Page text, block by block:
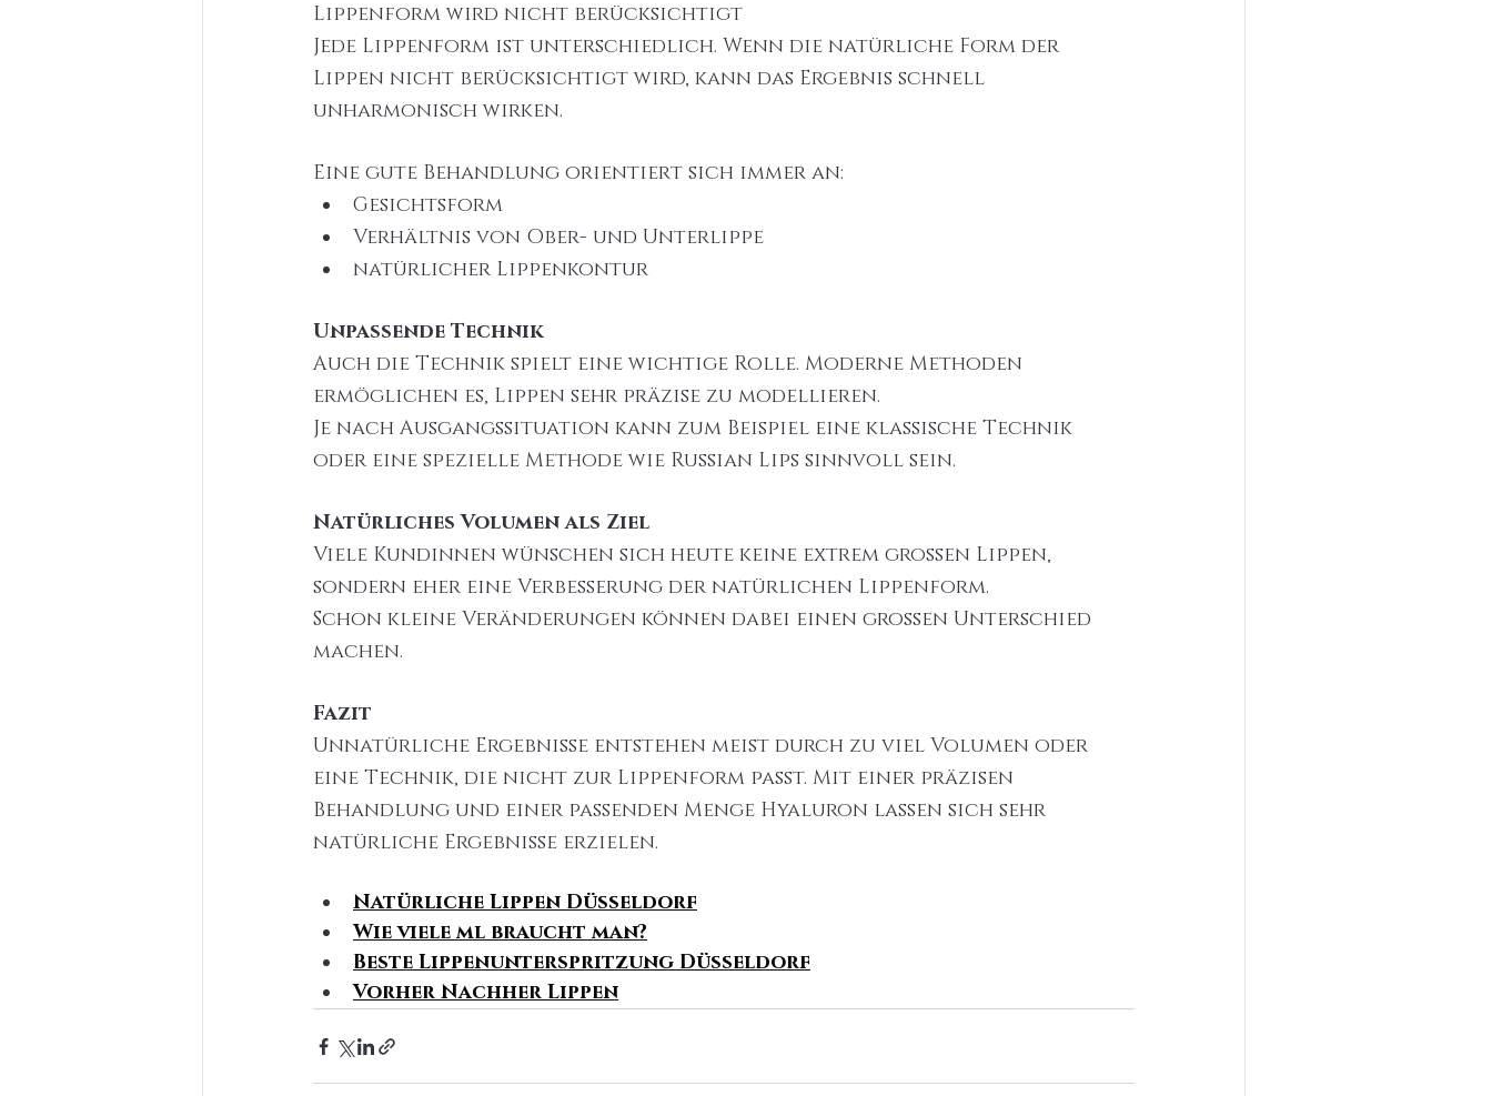
Lippenform wird nicht berücksichtigt
Jede Lippenform ist unterschiedlich. Wenn die natürliche Form der
Lippen nicht berücksichtigt wird, kann das Ergebnis schnell
unharmonisch wirken.
Eine gute Behandlung orientiert sich immer an:
Gesichtsform
Verhältnis von Ober- und Unterlippe
natürlicher Lippenkontur
Unpassende Technik
Auch die Technik spielt eine wichtige Rolle. Moderne Methoden
ermöglichen es, Lippen sehr präzise zu modellieren.
Je nach Ausgangssituation kann zum Beispiel eine klassische Technik
oder eine spezielle Methode wie Russian Lips sinnvoll sein.
Natürliches Volumen als Ziel
Viele Kundinnen wünschen sich heute keine extrem großen Lippen,
sondern eher eine Verbesserung der natürlichen Lippenform.
Schon kleine Veränderungen können dabei einen großen Unterschied
machen.
Fazit
Unnatürliche Ergebnisse entstehen meist durch zu viel Volumen oder
eine Technik, die nicht zur Lippenform passt. Mit einer präzisen
Behandlung und einer passenden Menge Hyaluron lassen sich sehr
natürliche Ergebnisse erzielen.
Natürliche Lippen Düsseldorf
Wie viele ml braucht man?
Beste Lippenunterspritzung Düsseldorf
Vorher Nachher Lippen